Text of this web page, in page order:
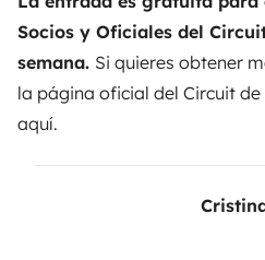
Socios y Oficiales del
semana. Si quieres obtener
la página oficial del Circuit
aquí.